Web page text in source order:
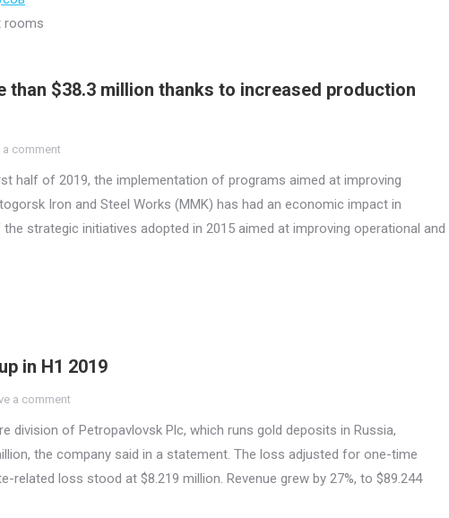
rooms
than $38.3 million thanks to increased production
a comment
half of 2019, the implementation of programs aimed at improving
Iron and Steel Works (MMK) has had an economic impact in
strategic initiatives adopted in 2015 aimed at improving operational and
in H1 2019
a comment
division of Petropavlovsk Plc, which runs gold deposits in Russia,
the company said in a statement. The loss adjusted for one-time
related loss stood at $8.219 million. Revenue grew by 27%, to $89.244